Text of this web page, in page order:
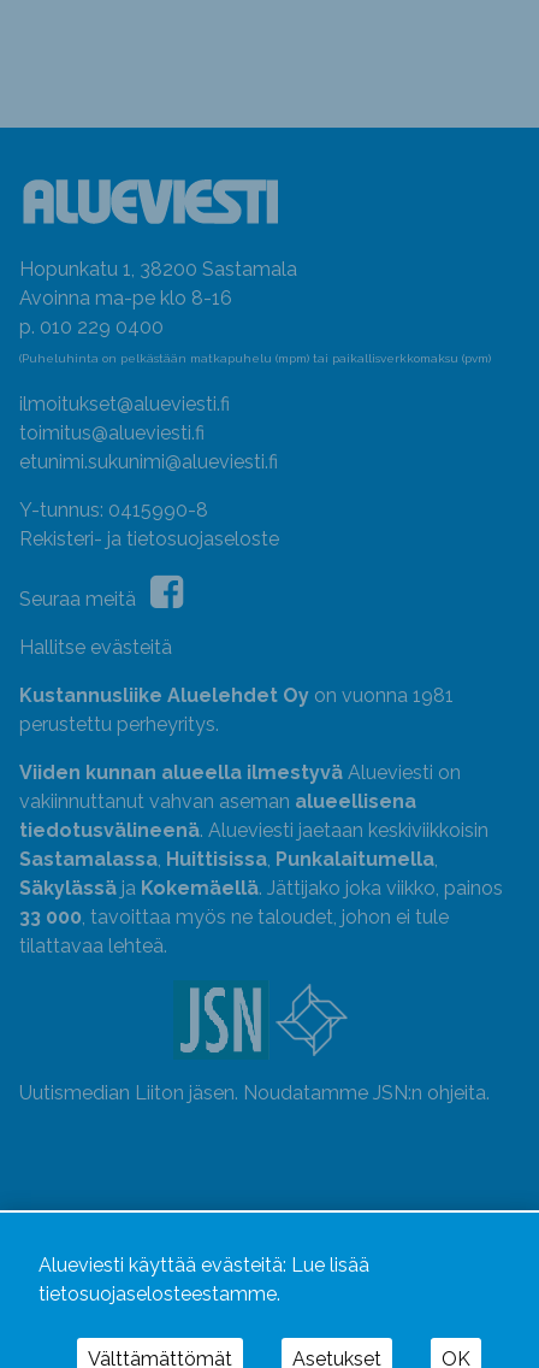
Hopunkatu 1, 38200 Sastamala
Avoinna ma-pe klo 8-16
p. 010 229 0400
(Puheluhinta on pelkästään matkapuhelu (mpm) tai paikallisverkkomaksu (pvm)
ilmoitukset@alueviesti.fi
toimitus@alueviesti.fi
etunimi.sukunimi@alueviesti.fi
Y-tunnus: 0415990-8
Rekisteri- ja tietosuojaseloste
Seuraa meitä
Hallitse evästeitä
Kustannusliike Aluelehdet Oy on vuonna 1981
perustettu perheyritys.
Viiden kunnan alueella ilmestyvä Alueviesti on
vakiinnuttanut vahvan aseman alueellisena
tiedotusvälineenä. Alueviesti jaetaan keskiviikkoisin
Sastamalassa, Huittisissa, Punkalaitumella,
Säkylässä ja Kokemäellä. Jättijako joka viikko, painos
33 000, tavoittaa myös ne taloudet, johon ei tule
tilattavaa lehteä.
Uutismedian Liiton jäsen. Noudatamme JSN:n ohjeita.
Alueviesti käyttää evästeitä: Lue lisää
tietosuojaselosteestamme.
Välttämättömät Asetukset OK